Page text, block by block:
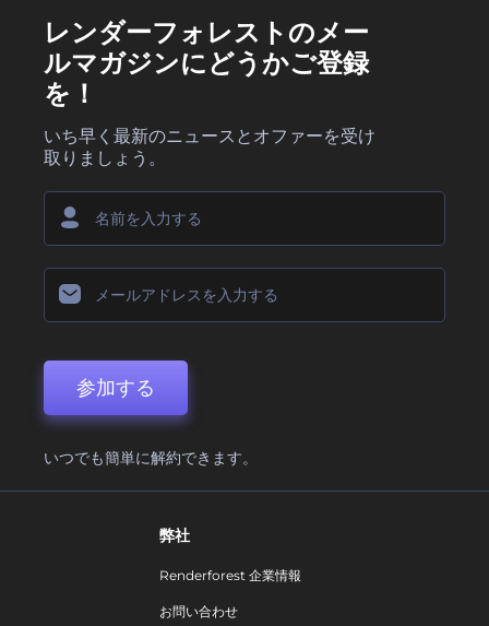
レンダーフォレストのメー
ルマガジンにどうかご登録
を！
いち早く最新のニュースとオファーを受け
取りましょう。
参加する
いつでも簡単に解約できます。
弊社
Renderforest 企業情報
お問い合わせ